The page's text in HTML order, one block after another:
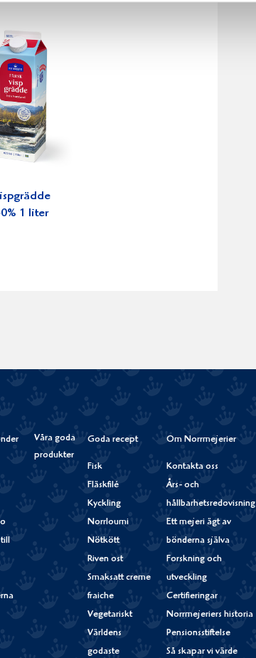
1 liter
Våra goda
produkter
Goda recept
Fisk
Fläskfilé
Kyckling
Norrloumi
Nötkött
Riven ost
Smaksatt creme
fraiche
Vegetariskt
Världens
godaste
Om Norrmejerier
Kontakta oss
Års- och
hållbarhetsredovisning
Ett mejeri ägt av
bönderna själva
Forskning och
utveckling
Certifieringar
Norrmejeriers historia
Pensionsstiftelse
Så skapar vi värde